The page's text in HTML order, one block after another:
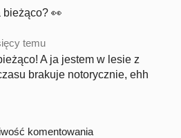
bieżąco? 👀
temu
A ja jestem w lesie z
brakuje notorycznie, ehh
komentowania